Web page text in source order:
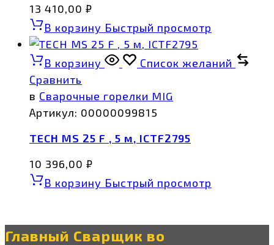
13 410,00 ₽
В корзину Быстрый просмотр
В корзину
Список желаний
Сравнить
в Сварочные горелки MIG
Артикул: 00000099815
TECH MS 25 F , 5 м, ICTF2795
10 396,00 ₽
В корзину Быстрый просмотр
Главный Сварщик во